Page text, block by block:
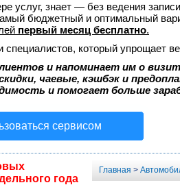
услуг, знает — без ведения
бюджетный и оптимальный
первый месяц бесплатно.
специалистов, который упрощает
и напоминает им о
чаевые, кэшбэк и
и помогает больше
сервисом
года
Главная >